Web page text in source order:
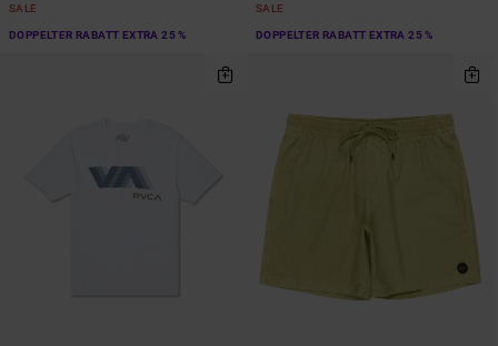
SALE
DOPPELTER RABATT EXTRA 25 %
SALE
DOPPELTER RABATT EXTRA 25 %